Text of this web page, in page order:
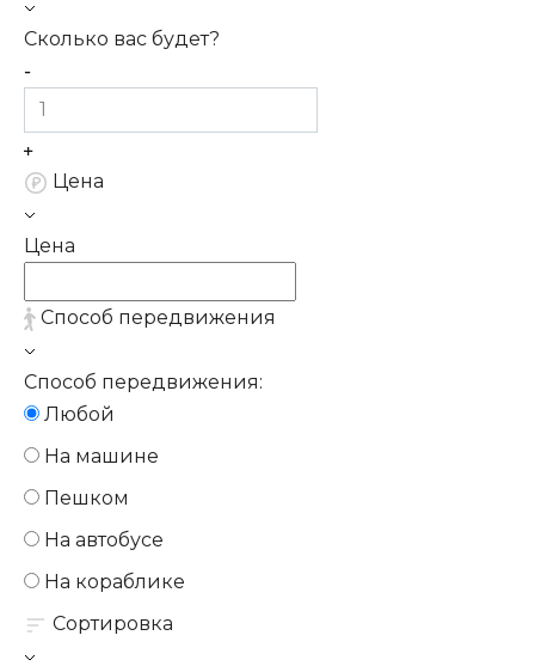
Сколько вас будет?
Цена
Цена
Способ передвижения
Способ передвижения:
Любой
На машине
Пешком
На автобусе
На кораблике
Сортировка